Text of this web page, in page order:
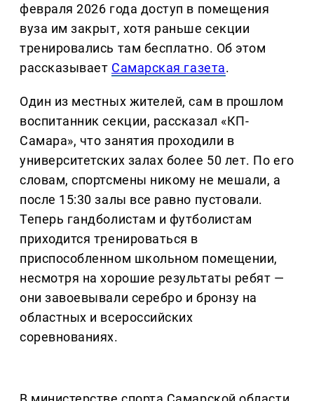
февраля 2026 года доступ в помещения
вуза им закрыт, хотя раньше секции
тренировались там бесплатно. Об этом
рассказывает Самарская газета.
Один из местных жителей, сам в прошлом
воспитанник секции, рассказал «КП-
Самара», что занятия проходили в
университетских залах более 50 лет. По его
словам, спортсмены никому не мешали, а
после 15:30 залы все равно пустовали.
Теперь гандболистам и футболистам
приходится тренироваться в
приспособленном школьном помещении,
несмотря на хорошие результаты ребят —
они завоевывали серебро и бронзу на
областных и всероссийских
соревнованиях.